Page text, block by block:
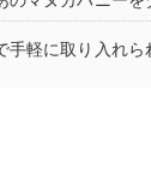
軽に取り入れら